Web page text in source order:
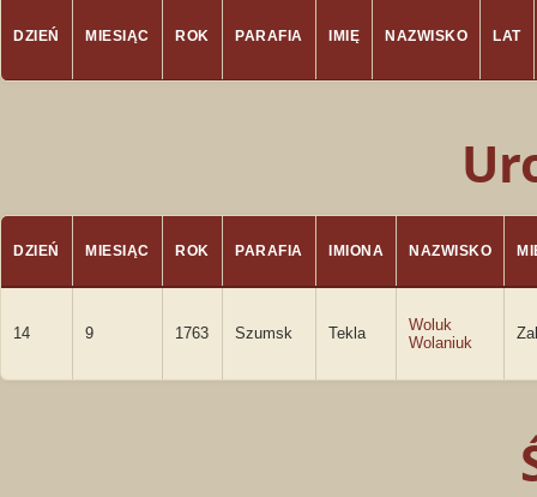
DZIEŃ MIESIĄC ROK PARAFIA IMIĘ NAZWISKO LAT
DZIEŃ MIESIĄC ROK PARAFIA IMIONA NAZWISKO
14 9 1763 Szumsk Tekla
Woluk
Wolaniuk